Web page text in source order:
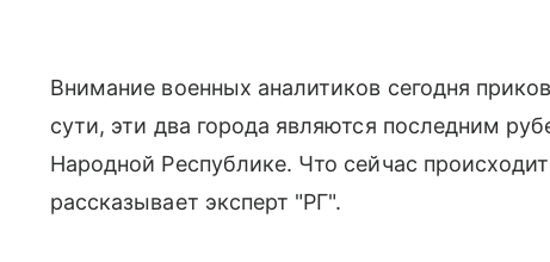
Внимание военных аналитиков сегодня
сути, эти два города являются последним
Народной Республике. Что сейчас
рассказывает эксперт "РГ".